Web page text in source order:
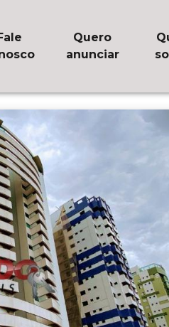
Quero
anunciar